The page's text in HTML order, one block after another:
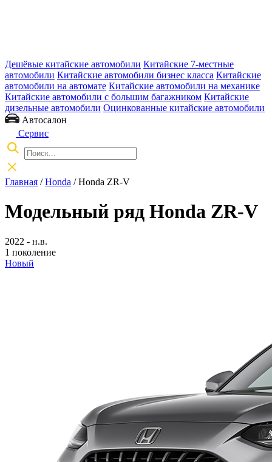
Дешёвые китайские автомобили Китайские 7-местные
автомобили Китайские автомобили бизнес класса Китайские
автомобили на автомате Китайские автомобили на механике
Китайские автомобили с большим багажником Китайские
дизельные автомобили Оцинкованные китайские автомобили
Автосалон
Сервис
Главная /Honda / Honda ZR-V
Модельный ряд Honda ZR-V
2022 - н.в.
1 поколение
Новый